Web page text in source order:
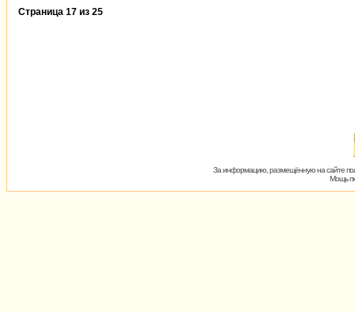
Страница 17 из 25
За информацию, размещённую на сайте
Мощь